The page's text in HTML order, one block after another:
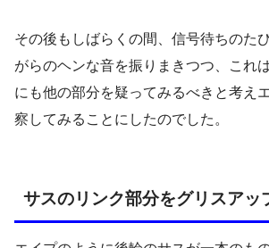
その後もしばらくの間、信号待ちのた
がらのヘンな音を振りまきつつ、これ
にも他の部分を疑ってみるべきと考え
察してみることにしたのでした。
サスのリンク部分をグリスアッ